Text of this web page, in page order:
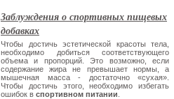
Заблуждения о спортивных пищевых
добавках
Чтобы достичь эстетической красоты тела,
необходимо добиться соответствующего
объема и пропорций. Это возможно, если
содержание жира не превышает нормы, а
мышечная масса - достаточно «сухая».
Чтобы достичь этого, необходимо избегать
ошибок в спортивном питании